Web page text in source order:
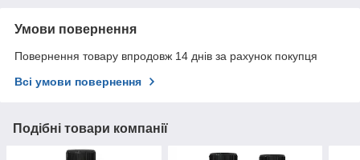
Умови повернення
Повернення товару впродовж 14 днів за рахунок покупця
Всі умови повернення
Подібні товари компанії